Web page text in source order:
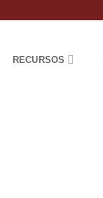
RECURSOS